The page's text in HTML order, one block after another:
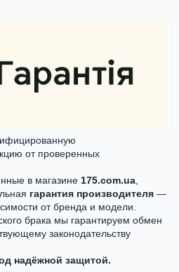
от проверенных
в магазине 175.com.ua,
гарантия производителя —
от бренда и модели.
брака мы гарантируем обмен
законодательству
надёжной защитой.